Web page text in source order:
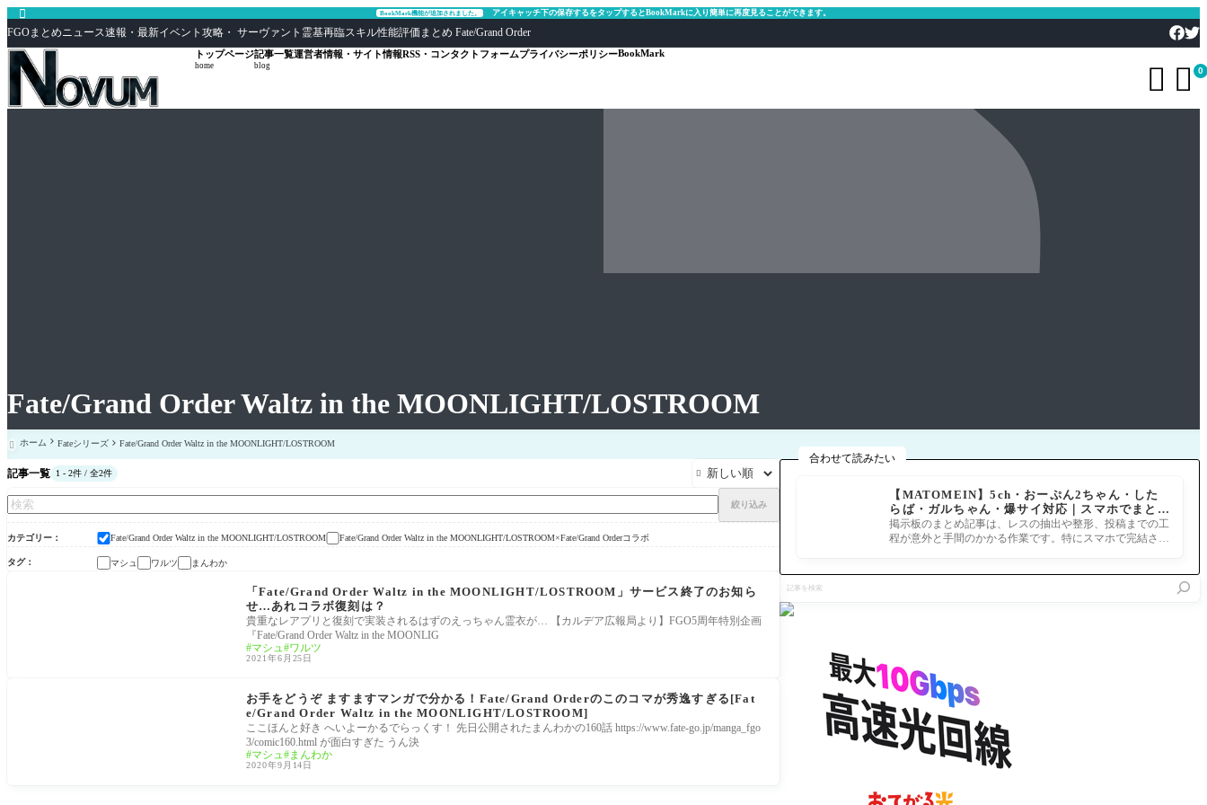
Fate/Grand Order Waltz in the MOONLIGHT/LOSTROOM
 BookMark機能が追加されました。 アイキャッチ下の保存するをタップするとBookMarkに入り簡単に再度見ることができます。
FGOまとめニュース速報・最新イベント攻略・ サーヴァント霊基再臨スキル性能評価まとめ Fate/Grand Order
トップページ
home
記事一覧
blog
運営者情報・サイト情報RSS・コンタクトフォームプライバシーポリシーBookMark
  0
 ホーム Fateシリーズ Fate/Grand Order Waltz in the MOONLIGHT/LOSTROOM
記事一覧 1 - 2件 / 全2件 
絞り込み
カテゴリー Fate/Grand Order Waltz in the MOONLIGHT/LOSTROOM Fate/Grand Order Waltz in the MOONLIGHT/LOSTROOM×Fate/Grand Orderコラボ
タグ マシュ ワルツ まんわか
Fate/Grand Order Waltz in the MOONLIGHT/LOSTR
「Fate/Grand Order Waltz in the MOONLIGHT/LOSTROOM」サービス終了のお知ら
せ…あれコラボ復刻は？
貴重なレアプリと復刻で実装されるはずのえっちゃん霊衣が… 【カルデア広報局より】FGO5周年特別企画
『Fate/Grand Order Waltz in the MOONLIG
マシュ ワルツ
2021年6月25日
お手をどうぞ ますますマンガで分かる！Fate/Grand Orderのこのコマが秀逸すぎる[Fat
e/Grand Order Waltz in the MOONLIGHT/LOSTROOM]
ここほんと好き へいよーかるでらっくす！ 先日公開されたまんわかの160話 https://www.fate-go.jp/manga_fgo
3/comic160.html が面白すぎた うん決
マシュ まんわか
2020年9月14日
合わせて読みたい
【MATOMEIN】5ch・おーぷん2ちゃん・した
らば・ガルちゃん・爆サイ対応｜スマホでまとめ
記事を作れるアプリ FGOのまとめ記事ができる
まで
掲示板のまとめ記事は、レスの抽出や整形、投稿までの工
程が意外と手間のかかる作業です。特にスマホで完結させ
を
検